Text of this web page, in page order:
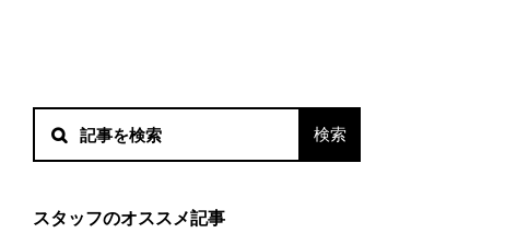
スタッフのオススメ記事